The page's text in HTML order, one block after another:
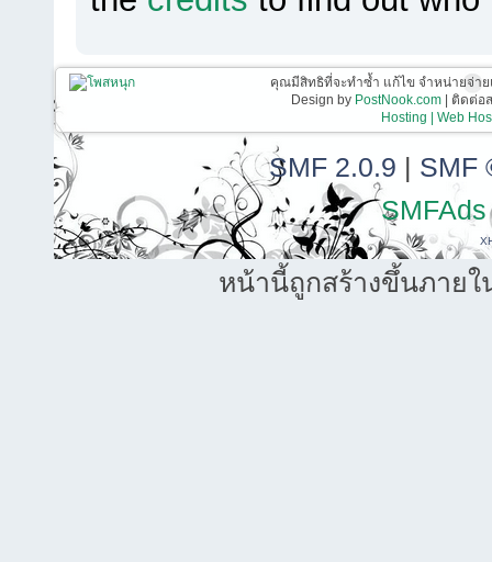
คุณมีสิทธิที่จะทำซ้ำ แก้ไข จำหน่ายจ่า
Design by PostNook.com| ติดต่อส
Hosting | Web
SMF 2.0.9 | SMF
SMFAds
หน้านี้ถูกสร้างขึ้นภายใ